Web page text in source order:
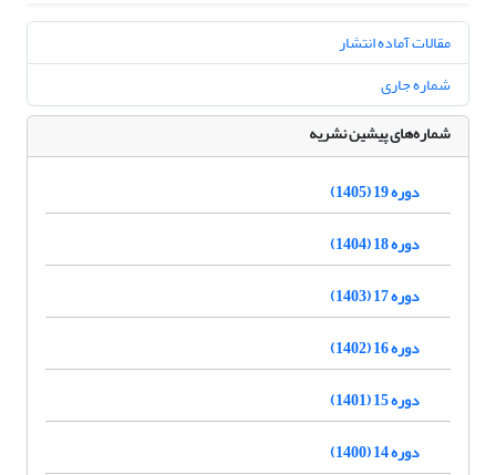
مقالات آماده انتشار
شماره جاری
شماره‌های پیشین نشریه
دوره 19 (1405)
دوره 18 (1404)
دوره 17 (1403)
دوره 16 (1402)
دوره 15 (1401)
دوره 14 (1400)